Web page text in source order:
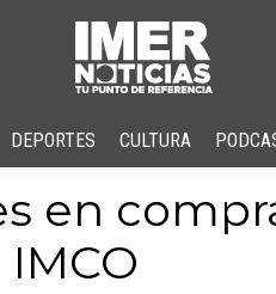
DEPORTES CULTURA
en